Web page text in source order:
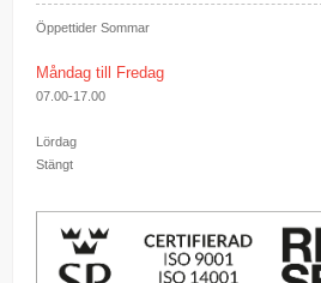
Öppettider Sommar
Måndag till Fredag
07.00-17.00
Lördag
Stängt